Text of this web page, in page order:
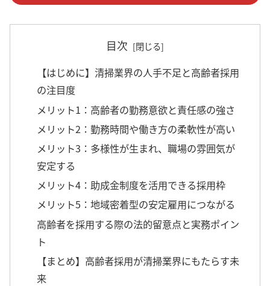
目次
【はじめに】清掃業界の人手不足と高齢者採用
の注目度
メリット1：高齢者の勤務意欲と責任感の強さ
メリット2：勤務時間や働き方の柔軟性が高い
メリット3：多様性が生まれ、職場の雰囲気が
安定する
メリット4：助成金制度を活用できる採用枠
メリット5：地域密着型の安定雇用につながる
高齢者を採用する際の法的留意点と実務ポイン
ト
【まとめ】高齢者採用が清掃業界にもたらす未
来